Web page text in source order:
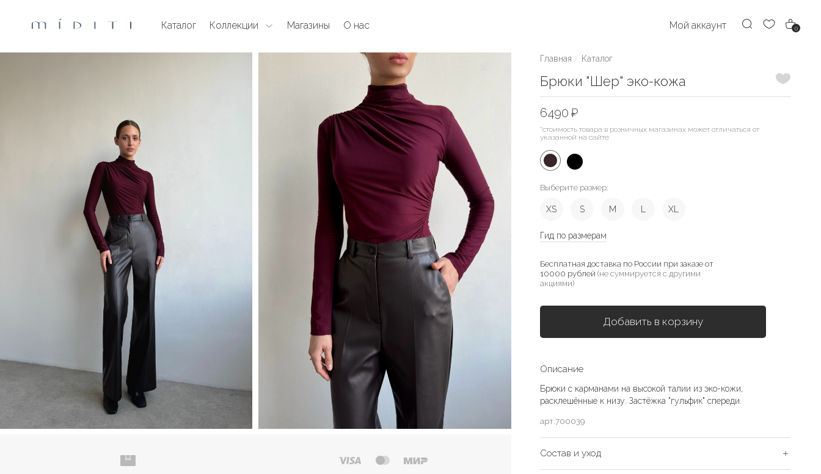
Каталог Коллекции Магазины О нас Мой аккаунт 0
Главная Каталог
Брюки "Шер" эко-кожа
6490 ₽
*стоимость товара в розничных магазинах может отличаться от
указанной на сайте
Выберите размер:
XS S M L XL
Гид по размерам
Бесплатная доставка по России при заказе от
10000 рублей (не суммируется с другими
акциями)
Добавить в корзину
Описание
Брюки с карманами на высокой талии из эко-кожи,
расклешённые к низу. Застёжка "гульфик" спереди.
арт.700039
Состав и уход